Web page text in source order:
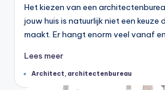
Het kiezen van een
jouw huis is natuurlijk niet een keuze
maakt. Er hangt enorm veel vanaf
Lees meer
Tags:
Architect architectenbureau